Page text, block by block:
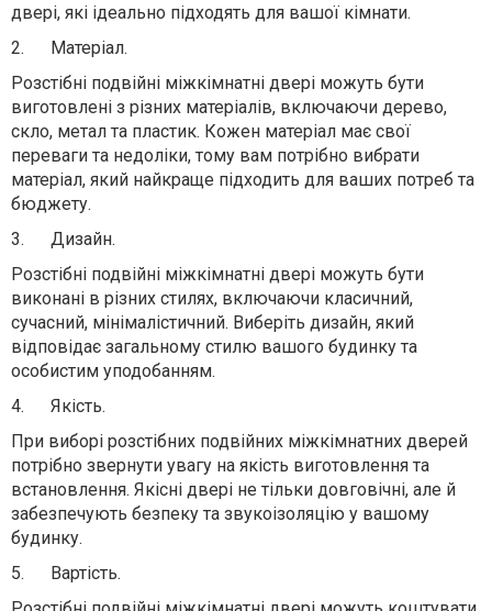
двері, які ідеально підходять для вашої кімнати.
2.
Матеріал.
Розстібні подвійні міжкімнатні двері можуть бути
виготовлені з різних матеріалів, включаючи дерево,
скло, метал та пластик. Кожен матеріал має свої
переваги та недоліки, тому вам потрібно вибрати
матеріал, який найкраще підходить для ваших потреб та
бюджету.
3.
Дизайн.
Розстібні подвійні міжкімнатні двері можуть бути
виконані в різних стилях, включаючи класичний,
сучасний, мінімалістичний. Виберіть дизайн, який
відповідає загальному стилю вашого будинку та
особистим уподобанням.
4.
Якість.
При виборі розстібних подвійних міжкімнатних дверей
потрібно звернути увагу на якість виготовлення та
встановлення. Якісні двері не тільки довговічні, але й
забезпечують безпеку та звукоізоляцію у вашому
будинку.
5.
Вартість.